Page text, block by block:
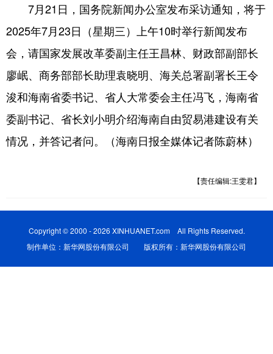
7月21日，国务院新闻办公室发布采访通知，将于
2025年7月23日（星期三）上午10时举行新闻发布
会，请国家发展改革委副主任王昌林、财政部副部长
廖岷、商务部部长助理袁晓明、海关总署副署长王令
浚和海南省委书记、省人大常委会主任冯飞，海南省
委副书记、省长刘小明介绍海南自由贸易港建设有关
情况，并答记者问。（海南日报全媒体记者陈蔚林）
【责任编辑:王雯君】
Copyright © 2000 - 2026 XINHUANET.com All Rights Reserved.
制作单位：新华网股份有限公司 版权所有：新华网股份有限公司